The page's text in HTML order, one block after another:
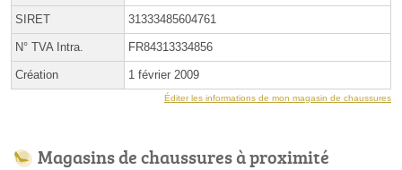
SIRET 31333485604761
N° TVA Intra. FR84313334856
Création 1 février 2009
Éditer les informations de mon magasin de chaussures
Magasins de chaussures à proximité